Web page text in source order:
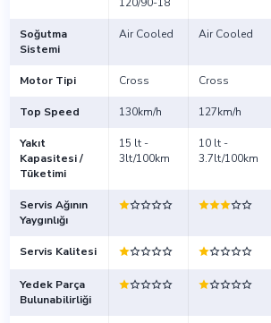
120/90-18
Soğutma
Sistemi
Air Cooled Air Cooled
Motor Tipi Cross Cross
Top Speed 130km/h 127km/h
Yakıt
Kapasitesi /
Tüketimi
15 lt -
3lt/100km
10 lt -
3.7lt/100km
Servis Ağının
Yaygınlığı
Servis Kalitesi
Yedek Parça
Bulunabilirliği